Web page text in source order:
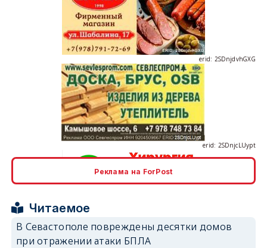
erid: 2SDnjdvhGXG
Реклама на ForPost
Читаемое
В Севастополе повреждены десятки домов
при отражении атаки БПЛА